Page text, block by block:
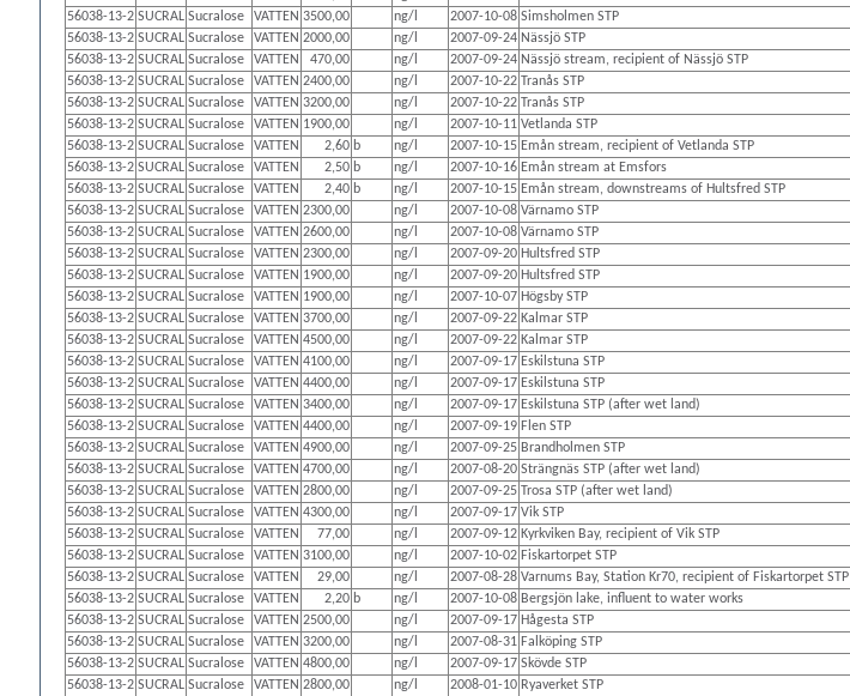
56038-13-2 SUCRAL Sucralose VATTEN 3500,00 ng/l 2007-10-08 Simsholmen STP
56038-13-2 SUCRAL Sucralose VATTEN 2000,00 ng/l 2007-09-24 Nässjö STP
56038-13-2 SUCRAL Sucralose VATTEN 470,00 ng/l 2007-09-24 Nässjö stream, recipient of Nässjö STP
56038-13-2 SUCRAL Sucralose VATTEN 2400,00 ng/l 2007-10-22 Tranås STP
56038-13-2 SUCRAL Sucralose VATTEN 3200,00 ng/l 2007-10-22 Tranås STP
56038-13-2 SUCRAL Sucralose VATTEN 1900,00 ng/l 2007-10-11 Vetlanda STP
56038-13-2 SUCRAL Sucralose VATTEN 2,60 b ng/l 2007-10-15 Emån stream, recipient of Vetlanda STP
56038-13-2 SUCRAL Sucralose VATTEN 2,50 b ng/l 2007-10-16 Emån stream at Emsfors
56038-13-2 SUCRAL Sucralose VATTEN 2,40 b ng/l 2007-10-15 Emån stream, downstreams of Hultsfred STP
56038-13-2 SUCRAL Sucralose VATTEN 2300,00 ng/l 2007-10-08 Värnamo STP
56038-13-2 SUCRAL Sucralose VATTEN 2600,00 ng/l 2007-10-08 Värnamo STP
56038-13-2 SUCRAL Sucralose VATTEN 2300,00 ng/l 2007-09-20 Hultsfred STP
56038-13-2 SUCRAL Sucralose VATTEN 1900,00 ng/l 2007-09-20 Hultsfred STP
56038-13-2 SUCRAL Sucralose VATTEN 1900,00 ng/l 2007-10-07 Högsby STP
56038-13-2 SUCRAL Sucralose VATTEN 3700,00 ng/l 2007-09-22 Kalmar STP
56038-13-2 SUCRAL Sucralose VATTEN 4500,00 ng/l 2007-09-22 Kalmar STP
56038-13-2 SUCRAL Sucralose VATTEN 4100,00 ng/l 2007-09-17 Eskilstuna STP
56038-13-2 SUCRAL Sucralose VATTEN 4400,00 ng/l 2007-09-17 Eskilstuna STP
56038-13-2 SUCRAL Sucralose VATTEN 3400,00 ng/l 2007-09-17 Eskilstuna STP (after wet land)
56038-13-2 SUCRAL Sucralose VATTEN 4400,00 ng/l 2007-09-19 Flen STP
56038-13-2 SUCRAL Sucralose VATTEN 4900,00 ng/l 2007-09-25 Brandholmen STP
56038-13-2 SUCRAL Sucralose VATTEN 4700,00 ng/l 2007-08-20 Strängnäs STP (after wet land)
56038-13-2 SUCRAL Sucralose VATTEN 2800,00 ng/l 2007-09-25 Trosa STP (after wet land)
56038-13-2 SUCRAL Sucralose VATTEN 4300,00 ng/l 2007-09-17 Vik STP
56038-13-2 SUCRAL Sucralose VATTEN 77,00 ng/l 2007-09-12 Kyrkviken Bay, recipient of Vik STP
56038-13-2 SUCRAL Sucralose VATTEN 3100,00 ng/l 2007-10-02 Fiskartorpet STP
56038-13-2 SUCRAL Sucralose VATTEN 29,00 ng/l 2007-08-28 Varnums Bay, Station Kr70, recipient of Fiskartorpet STP
56038-13-2 SUCRAL Sucralose VATTEN 2,20 b ng/l 2007-10-08 Bergsjön lake, influent to water works
56038-13-2 SUCRAL Sucralose VATTEN 2500,00 ng/l 2007-09-17 Hågesta STP
56038-13-2 SUCRAL Sucralose VATTEN 3200,00 ng/l 2007-08-31 Falköping STP
56038-13-2 SUCRAL Sucralose VATTEN 4800,00 ng/l 2007-09-17 Skövde STP
56038-13-2 SUCRAL Sucralose VATTEN 2800,00 ng/l 2008-01-10 Ryaverket STP